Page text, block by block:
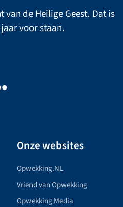
van de Heilige Geest. Dat is
voor staan.
Onze websites
Opwekking.NL
Vriend van Opwekking
Opwekking Media